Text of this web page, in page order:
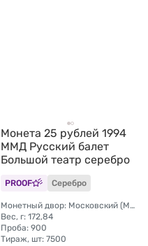
Монета 25 рублей 1994
ММД Русский балет
Большой театр серебро
PROOF Серебро
Монетный двор: Московский (ММД)
Вес, г: 172,84
Проба: 900
Тираж, шт: 7500